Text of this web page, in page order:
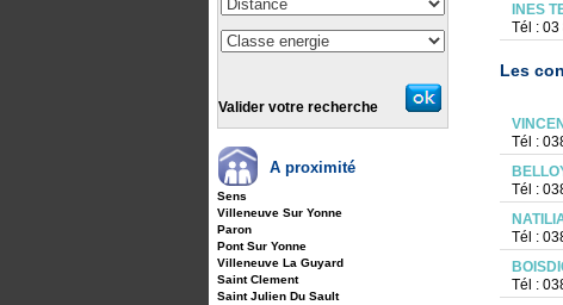
Valider votre recherche
A proximité
Sens
Villeneuve Sur Yonne
Paron
Pont Sur Yonne
Villeneuve La Guyard
Saint Clement
Saint Julien Du Sault
INES
Tél : 03
Les
Tél :
Tél :
Tél :
Tél :